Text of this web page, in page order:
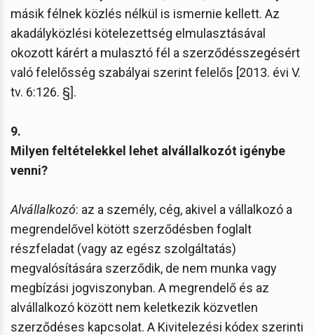
másik félnek közlés nélkül is ismernie kellett. Az
akadályközlési kötelezettség elmulasztásával
okozott kárért a mulasztó fél a szerződésszegésért
való felelősség szabályai szerint felelős [2013. évi V.
tv. 6:126. §].
9.
Milyen feltételekkel lehet alvállalkozót igénybe
venni?
Alvállalkozó: az a személy, cég, akivel a vállalkozó a
megrendelővel kötött szerződésben foglalt
részfeladat (vagy az egész szolgáltatás)
megvalósítására szerződik, de nem munka vagy
megbízási jogviszonyban. A megrendelő és az
alvállalkozó között nem keletkezik közvetlen
szerződéses kapcsolat. A Kivitelezési kódex szerinti